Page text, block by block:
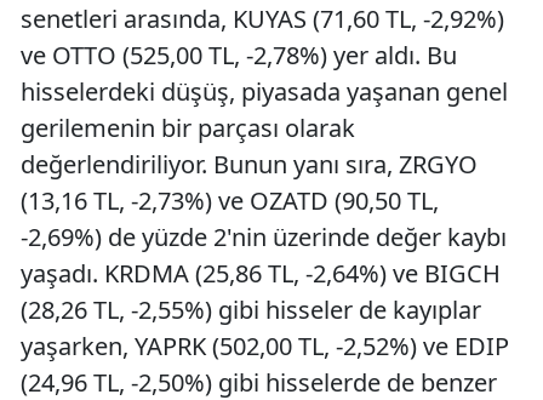
senetleri arasında, KUYAS (71,60 TL, -2,92%)
ve OTTO (525,00 TL, -2,78%) yer aldı. Bu
hisselerdeki düşüş, piyasada yaşanan genel
gerilemenin bir parçası olarak
değerlendiriliyor. Bunun yanı sıra, ZRGYO
(13,16 TL, -2,73%) ve OZATD (90,50 TL,
-2,69%) de yüzde 2'nin üzerinde değer kaybı
yaşadı. KRDMA (25,86 TL, -2,64%) ve BIGCH
(28,26 TL, -2,55%) gibi hisseler de kayıplar
yaşarken, YAPRK (502,00 TL, -2,52%) ve EDIP
(24,96 TL, -2,50%) gibi hisselerde de benzer